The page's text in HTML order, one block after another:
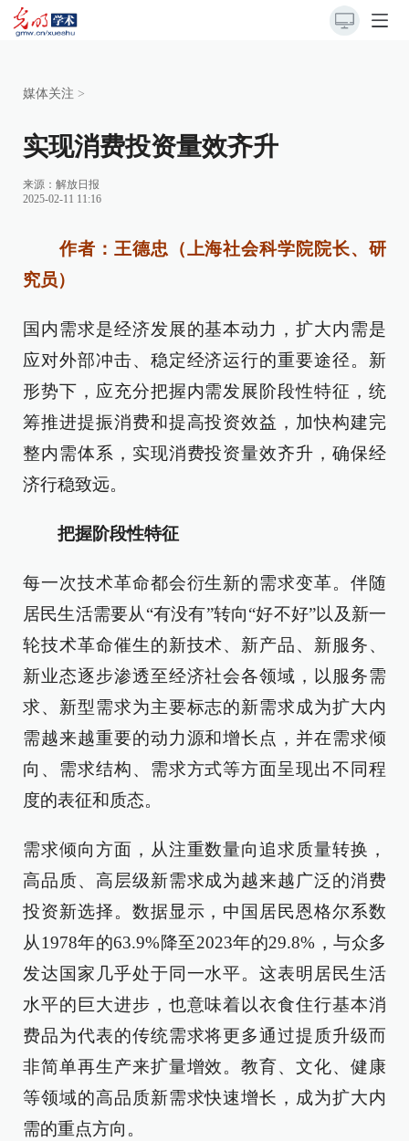
媒体关注 >
实现消费投资量效齐升
来源： 解放日报
2025-02-11 11:16
作者：王德忠（上海社会科学院院长、研
究员）
国内需求是经济发展的基本动力，扩大内需是
应对外部冲击、稳定经济运行的重要途径。新
形势下，应充分把握内需发展阶段性特征，统
筹推进提振消费和提高投资效益，加快构建完
整内需体系，实现消费投资量效齐升，确保经
济行稳致远。
把握阶段性特征
每一次技术革命都会衍生新的需求变革。伴随
居民生活需要从“有没有”转向“好不好”以及新一
轮技术革命催生的新技术、新产品、新服务、
新业态逐步渗透至经济社会各领域，以服务需
求、新型需求为主要标志的新需求成为扩大内
需越来越重要的动力源和增长点，并在需求倾
向、需求结构、需求方式等方面呈现出不同程
度的表征和质态。
需求倾向方面，从注重数量向追求质量转换，
高品质、高层级新需求成为越来越广泛的消费
投资新选择。数据显示，中国居民恩格尔系数
从1978年的63.9%降至2023年的29.8%，与众多
发达国家几乎处于同一水平。这表明居民生活
水平的巨大进步，也意味着以衣食住行基本消
费品为代表的传统需求将更多通过提质升级而
非简单再生产来扩量增效。教育、文化、健康
等领域的高品质新需求快速增长，成为扩大内
需的重点方向。